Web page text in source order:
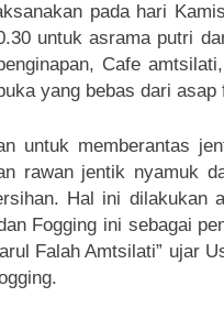
pada hari
untuk asrama putri
Cafe
yang bebas dari
untuk memberantas
rawan jentik nyamuk
Hal ini dilakukan
Fogging ini sebagai
Falah Amtsilati” ujar